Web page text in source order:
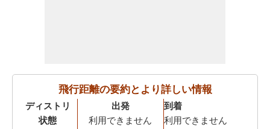
飛行距離の要約とより詳しい情報
ディストリ
状態
出発
利用できません
到着
利用できません